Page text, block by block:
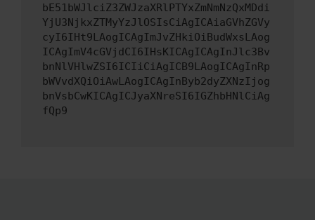
bE51bWJlciZ3ZWJzaXRlPTYxZmNmNzQxMDdi
YjU3NjkxZTMyYzJlOSIsCiAgICAiaGVhZGVy
cyI6IHt9LAogICAgImJvZHkiOiBudWxsLAog
ICAgImV4cGVjdCI6IHsKICAgICAgInJlc3Bv
bnNlVHlwZSI6ICIiCiAgICB9LAogICAgInRp
bWVvdXQiOiAwLAogICAgInByb2dyZXNzIjog
bnVsbCwKICAgICJyaXNreSI6IGZhbHNlCiAg
fQp9